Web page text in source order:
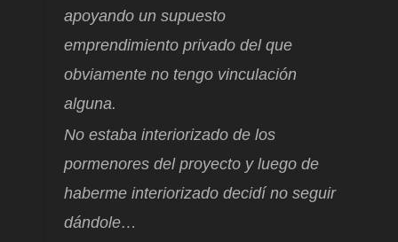
apoyando un supuesto
emprendimiento privado del que
obviamente no tengo vinculación
alguna.
No estaba interiorizado de los
pormenores del proyecto y luego de
haberme interiorizado decidí no seguir
dándole…